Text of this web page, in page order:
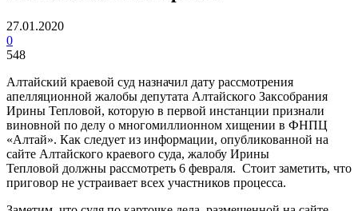
27.01.2020
0
548
Алтайский краевой суд назначил дату рассмотрения
апелляционной жалобы депутата Алтайского Заксобрания
Ирины Тепловой, которую в первой инстанции признали
виновной по делу о многомиллионном хищении в ФНПЦ
«Алтай». Как следует из информации, опубликованной на
сайте Алтайского краевого суда, жалобу Ирины
Тепловой должны рассмотреть 6 февраля. Стоит заметить, что
приговор не устраивает всех участников процесса.